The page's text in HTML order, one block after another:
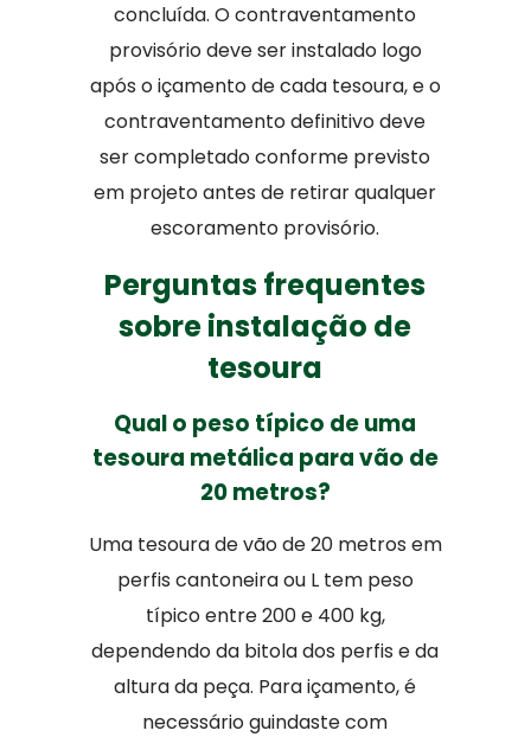
concluída. O contraventamento
provisório deve ser instalado logo
após o içamento de cada tesoura, e o
contraventamento definitivo deve
ser completado conforme previsto
em projeto antes de retirar qualquer
escoramento provisório.
Perguntas frequentes
sobre instalação de
tesoura
Qual o peso típico de uma
tesoura metálica para vão de
20 metros?
Uma tesoura de vão de 20 metros em
perfis cantoneira ou L tem peso
típico entre 200 e 400 kg,
dependendo da bitola dos perfis e da
altura da peça. Para içamento, é
necessário guindaste com